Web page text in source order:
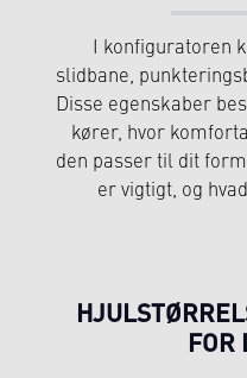
I konfiguratoren
slidbane,
Disse egenskaber
kører, hvor
den passer til dit
er vigtigt, og